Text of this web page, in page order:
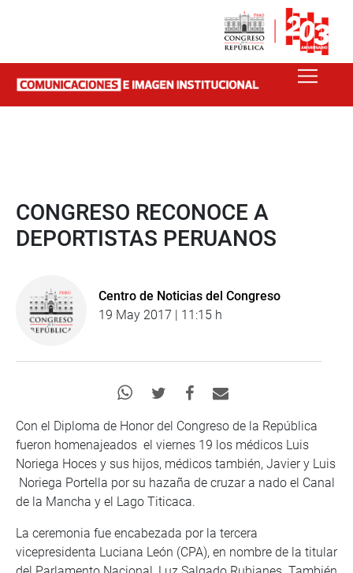
CONGRESO RECONOCE A
DEPORTISTAS PERUANOS
Centro de Noticias del Congreso
19 May 2017 | 11:15 h
Con el Diploma de Honor del Congreso de la República
fueron homenajeados el viernes 19 los médicos Luis
Noriega Hoces y sus hijos, médicos también, Javier y Luis
Noriega Portella por su hazaña de cruzar a nado el Canal
de la Mancha y el Lago Titicaca.
La ceremonia fue encabezada por la tercera
vicepresidenta Luciana León (CPA), en nombre de la titular